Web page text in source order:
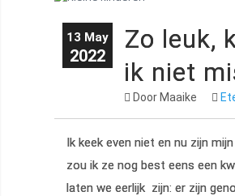
13 May
2022
Zo leuk,
ik niet
Door Maaike
Ik keek even niet en nu zijn
zou ik ze nog best eens een
laten we eerlijk zijn: er zijn